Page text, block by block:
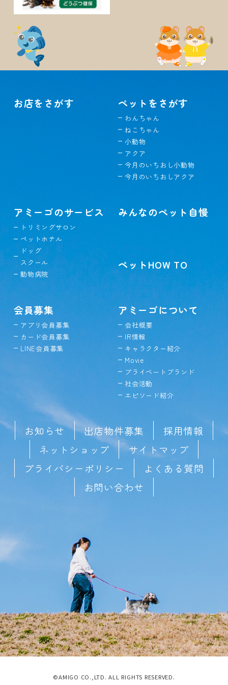
お店をさがす ペットをさがす
わんちゃん
ねこちゃん
小動物
アクア
今月のいちおし小動物
今月のいちおしアクア
アミーゴのサービス
トリミングサロン
ペットホテル
ドッグ
スクール
動物病院
みんなのペット自慢
ペットHOW TO
会員募集
アプリ会員募集
カード会員募集
LINE会員募集
アミーゴについて
会社概要
IR情報
キャラクター紹介
Movie
プライベートブランド
社会活動
エピソード紹介
お知らせ 出店物件募集
採用情報
ネットショップ
サイトマップ
プライバシーポリシー
よくある質問
お問い合わせ
©AMIGO CO.,LTD. ALL RIGHTS RESERVED.